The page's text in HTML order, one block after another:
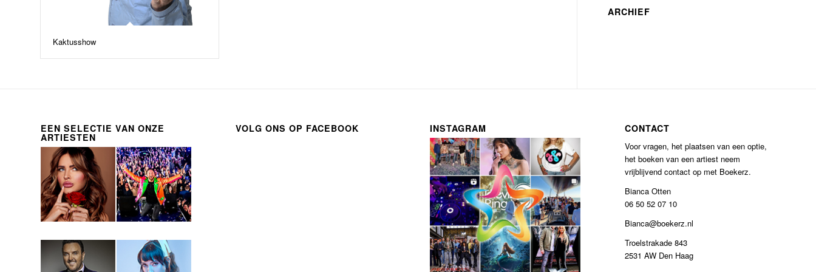
Kaktusshow
ARCHIEF
EEN SELECTIE VAN ONZE
ARTIESTEN
VOLG ONS OP FACEBOOK INSTAGRAM CONTACT
Voor vragen, het plaatsen van een optie,
het boeken van een artiest neem
vrijblijvend contact op met Boekerz.
Bianca Otten
06 50 52 07 10
Bianca@boekerz.nl
Troelstrakade 843
2531 AW Den Haag